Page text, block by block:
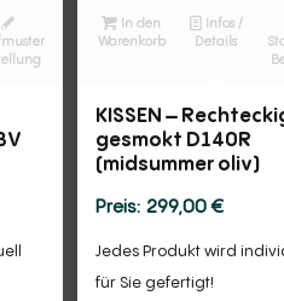
In den
Warenkorb
Infos /
Details
KISSEN –
gesmokt D140R
(midsummer oliv)
299,00€
Jedes Produkt wird
für Sie gefertigt!